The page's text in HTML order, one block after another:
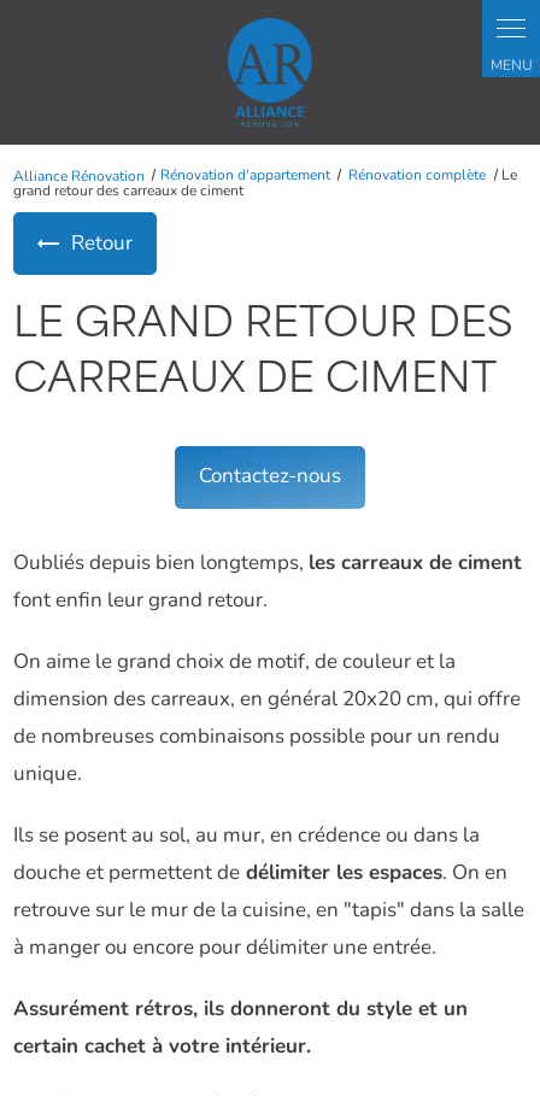
Alliance Rénovation Rénovation d'appartement Rénovation complète
Le
grand retour des carreaux de ciment
Retour
LE GRAND RETOUR DES
CARREAUX DE CIMENT
Contactez-nous
Oubliés depuis bien longtemps, les carreaux de ciment
font enfin leur grand retour.
On aime le grand choix de motif, de couleur et la
dimension des carreaux, en général 20x20 cm, qui offre
de nombreuses combinaisons possible pour un rendu
unique.
Ils se posent au sol, au mur, en crédence ou dans la
douche et permettent de délimiter les espaces. On en
retrouve sur le mur de la cuisine, en "tapis" dans la salle
à manger ou encore pour délimiter une entrée.
Assurément rétros, ils donneront du style et un
certain cachet à votre intérieur.